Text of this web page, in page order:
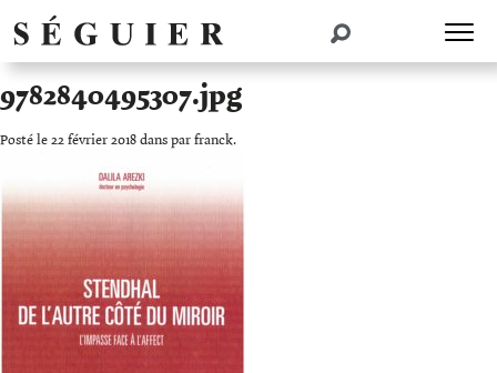
9782840495307.jpg
Posté le 22 février 2018 dans par franck.